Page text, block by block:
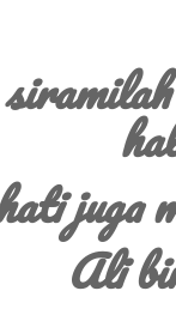
juga
Ali